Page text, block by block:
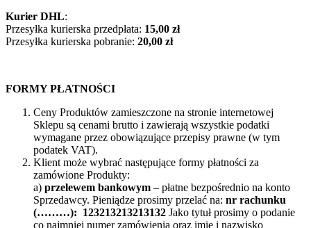
Kurier DHL:
Przesyłka kurierska przedpłata: 15,00 zł
Przesyłka kurierska pobranie: 20,00 zł
FORMY PŁATNOŚCI
Ceny Produktów zamieszczone na stronie internetowej
Sklepu są cenami brutto i zawierają wszystkie podatki
wymagane przez obowiązujące przepisy prawne (w tym
podatek VAT).
Klient może wybrać następujące formy płatności za
zamówione Produkty:
a) przelewem bankowym – płatne bezpośrednio na konto
Sprzedawcy. Pieniądze prosimy przelać na: nr rachunku
(………): 123213213213132 Jako tytuł prosimy o podanie
co najmniej numer zamówienia oraz imię i nazwisko